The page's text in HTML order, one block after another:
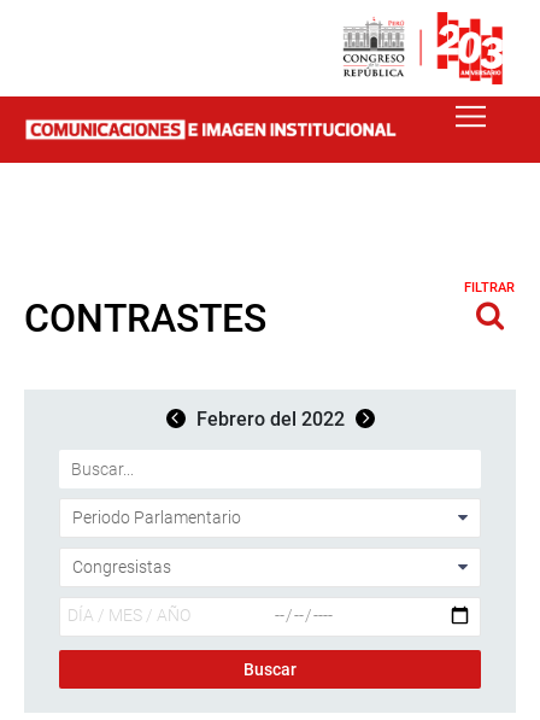
CONTRASTES
FILTRAR
Febrero del 2022